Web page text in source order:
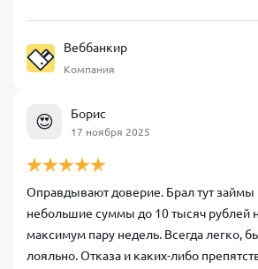
Веббанкир
Компания
😍 Борис
17 ноября 2025
Оправдывают доверие. Брал тут займы
небольшие суммы до 10 тысяч рублей
максимум пару недель. Всегда легко,
лояльно. Отказа и каких-либо